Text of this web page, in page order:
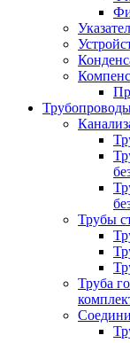
Трубы
Труба